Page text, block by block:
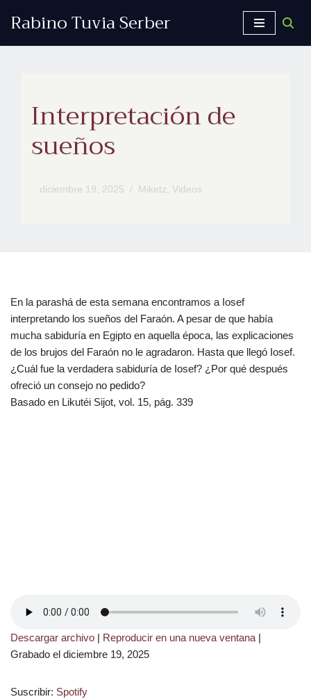
Rabino Tuvia Serber
Interpretación de
sueños
diciembre 19, 2025 Miketz, Videos
En la parashá de esta semana encontramos a Iosef
interpretando los sueños del Faraón. A pesar de que había
mucha sabiduría en Egipto en aquella época, las explicaciones
de los brujos del Faraón no le agradaron. Hasta que llegó Iosef.
¿Cuál fue la verdadera sabiduría de Iosef? ¿Por qué después
ofreció un consejo no pedido?
Basado en Likutéi Sijot, vol. 15, pág. 339
Descargar archivo | Reproducir en una nueva ventana |
Grabado el diciembre 19, 2025
Suscribir: Spotify